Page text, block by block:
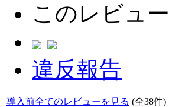
このレビュ
違反報告
導入前全てのレビューを見る (全38件)